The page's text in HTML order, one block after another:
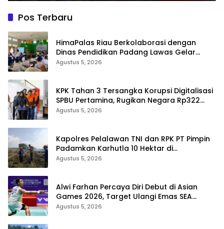
Pos Terbaru
HimaPalas Riau Berkolaborasi dengan
Dinas Pendidikan Padang Lawas Gelar
Pelatihan OSIS SMP se-Kabupaten Padang
Agustus 5, 2026
KPK Tahan 3 Tersangka Korupsi Digitalisasi
SPBU Pertamina, Rugikan Negara Rp322
Miliar
Agustus 5, 2026
Kapolres Pelalawan TNI dan RPK PT Pimpin
Padamkan Karhutla 10 Hektar di
Kerumutan, Water Bombing Diterjunkan
Agustus 5, 2026
Alwi Farhan Percaya Diri Debut di Asian
Games 2026, Target Ulangi Emas SEA
Games
Agustus 5, 2026